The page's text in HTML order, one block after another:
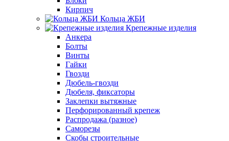
Кирпич
Кольца ЖБИ
Крепежные изделия
Анкера
Болты
Винты
Гайки
Гвозди
Дюбель-гвозди
Дюбеля, фиксаторы
Заклепки вытяжные
Перфорированный крепеж
Распродажа (разное)
Саморезы
Скобы строительные